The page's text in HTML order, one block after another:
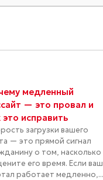
медленный
— это провал и
это исправить
загрузки вашего
— это прямой сигнал
о том, насколько
его время. Если ваш
работает медленно,...